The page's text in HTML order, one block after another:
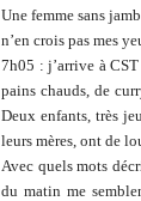
Une femme sans
n’en crois pas mes
7h05 : j’arrive à
pains chauds, de
Deux enfants, très
leurs mères, ont de
Avec quels mots
du matin me